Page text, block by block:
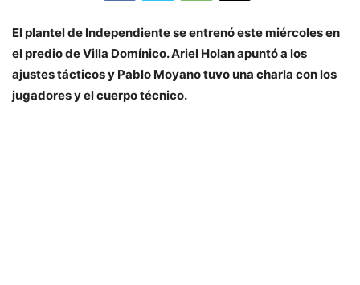
El plantel de Independiente se entrenó este miércoles en
el predio de Villa Domínico. Ariel Holan apuntó a los
ajustes tácticos y Pablo Moyano tuvo una charla con los
jugadores y el cuerpo técnico.